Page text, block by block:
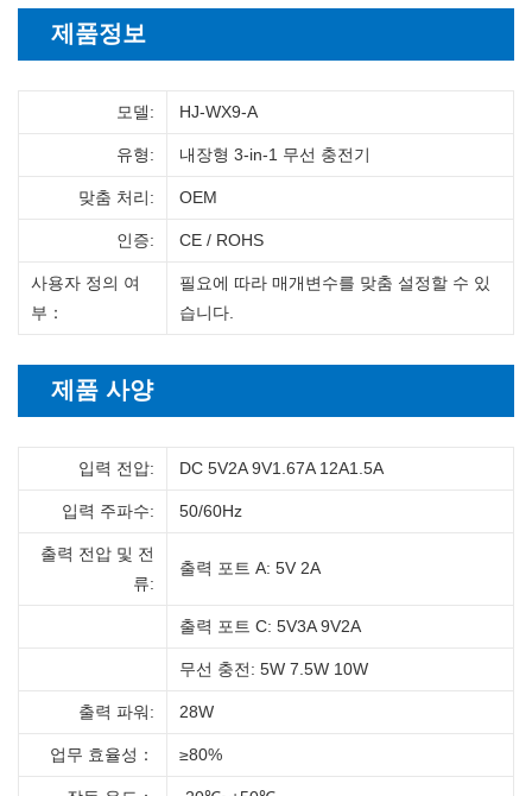
제품정보
모델: HJ-WX9-A
유형: 내장형 3-in-1 무선 충전기
맞춤 처리: OEM
인증: CE / ROHS
사용자 정의 여
부 ：
필요에 따라 매개변수를 맞춤 설정할 수 있
습니다.
제품 사양
입력 전압: DC 5V2A 9V1.67A 12A1.5A
입력 주파수: 50/60Hz
출력 전압 및 전
류:
출력 포트 A: 5V 2A
출력 포트 C: 5V3A 9V2A
무선 충전: 5W 7.5W 10W
출력 파워: 28W
업무 효율성 ： ≥80%